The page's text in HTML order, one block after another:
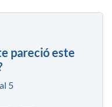
pareció este
5